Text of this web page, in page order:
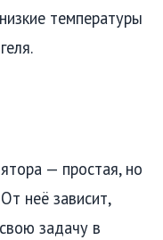
температуры
— простая, но
неё зависит,
задачу в